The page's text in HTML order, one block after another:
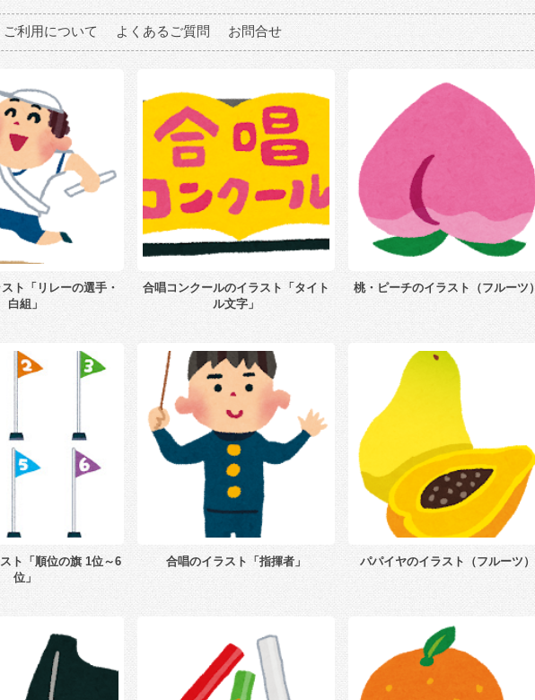
ご利用について よくあるご質問 お問合せ
ト「リレーの選手・
白組」
合唱コンクールのイラスト「タイト
ル文字」
桃・ピーチのイラスト（フルーツ）
ト「順位の旗 1位～6
位」
合唱のイラスト「指揮者」 パパイヤのイラスト（フルーツ）